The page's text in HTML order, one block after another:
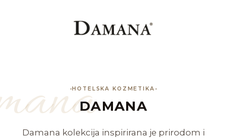
HOTELSKA KOZMETIKA
DAMANA
Damana kolekcija inspirirana je prirodom i